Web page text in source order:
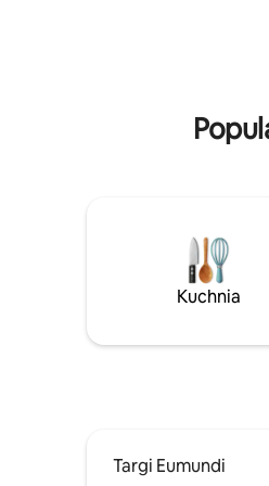
w zupełnie innym
Kuchnia
Targi Eumundi